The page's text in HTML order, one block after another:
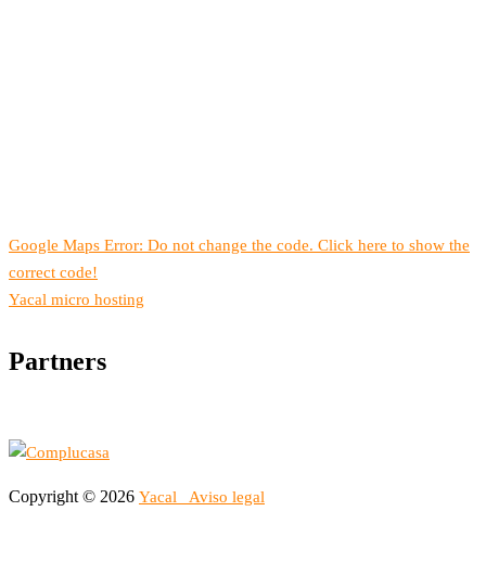
Google Maps Error: Do not change the code. Click here to show the
correct code!
Yacal micro hosting
Partners
Copyright © 2026 Yacal Aviso legal